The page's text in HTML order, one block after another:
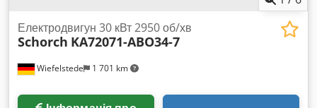
Wiefelstede 1 701 km
Електродвигун 30 кВт 2950 об/хв
Schorch KA72071-ABO34-7